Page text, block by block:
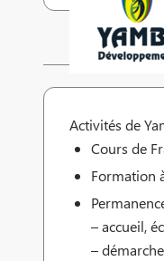
Activités de
Cours de
Formation
– accueil,
–